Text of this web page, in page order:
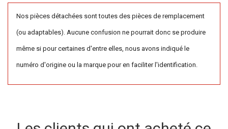
Nos pièces détachées sont toutes des pièces de remplacement
(ou adaptables). Aucune confusion ne pourrait donc se produire
même si pour certaines d'entre elles, nous avons indiqué le
numéro d'origine ou la marque pour en faciliter l'identification.